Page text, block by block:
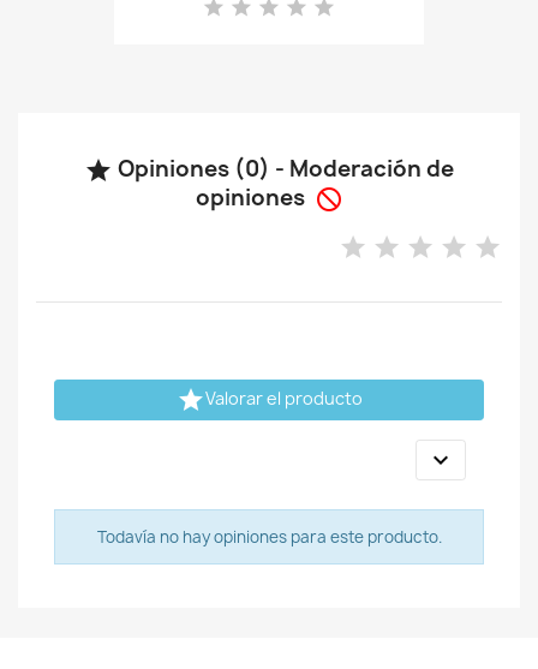
 Opiniones (0) - Moderación de
opiniones 
Valorar el producto

Todavía no hay opiniones para este producto.